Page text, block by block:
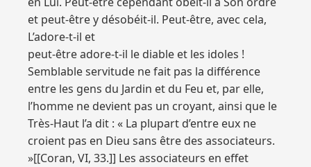
et peut-être y désobéit-il. Peut-être, avec cela,
L’adore-t-il et
peut-être adore-t-il le diable et les idoles !
Semblable servitude ne fait pas la différence
entre les gens du Jardin et du Feu et, par elle,
l’homme ne devient pas un croyant, ainsi que le
Très-Haut l’a dit : « La plupart d’entre eux ne
croient pas en Dieu sans être des associateurs.
»[[Coran, VI, 33.]] Les associateurs en effet